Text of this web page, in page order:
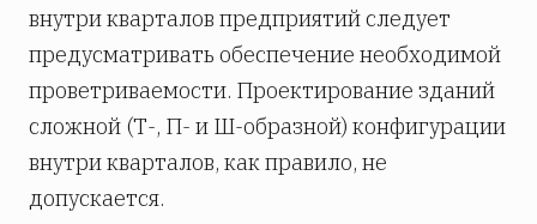
внутри кварталов предприятий следует
предусматривать обеспечение необходимой
проветриваемости. Проектирование зданий
сложной (Т-, П- и Ш-образной) конфигурации
внутри кварталов, как правило, не
допускается.